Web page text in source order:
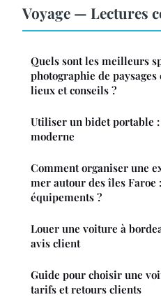
Voyage — Lectures
Quels sont les meilleurs
photographie de
lieux et conseils ?
Utiliser un bidet portable
moderne
Comment organiser une
mer autour des îles
équipements ?
Louer une voiture à
avis client
Guide pour choisir une
tarifs et retours clients